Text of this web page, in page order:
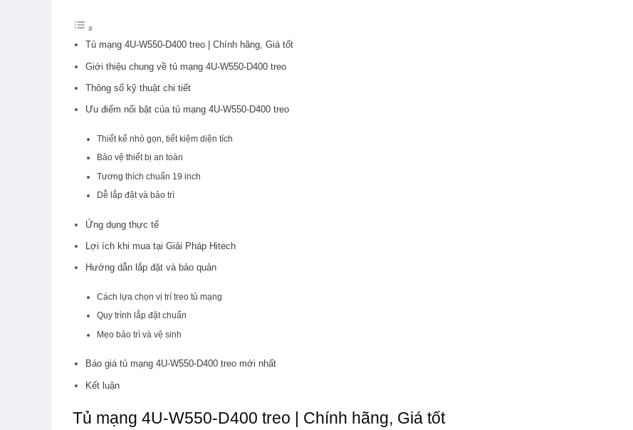
Tủ mạng 4U-W550-D400 treo | Chính hãng, Giá tốt
Giới thiệu chung về tủ mạng 4U-W550-D400 treo
Thông số kỹ thuật chi tiết
Ưu điểm nổi bật của tủ mạng 4U-W550-D400 treo
Thiết kế nhỏ gọn, tiết kiệm diện tích
Bảo vệ thiết bị an toàn
Tương thích chuẩn 19 inch
Dễ lắp đặt và bảo trì
Ứng dụng thực tế
Lợi ích khi mua tại Giải Pháp Hitech
Hướng dẫn lắp đặt và bảo quản
Cách lựa chọn vị trí treo tủ mạng
Quy trình lắp đặt chuẩn
Mẹo bảo trì và vệ sinh
Báo giá tủ mạng 4U-W550-D400 treo mới nhất
Kết luận
Tủ mạng 4U-W550-D400 treo | Chính hãng, Giá tốt